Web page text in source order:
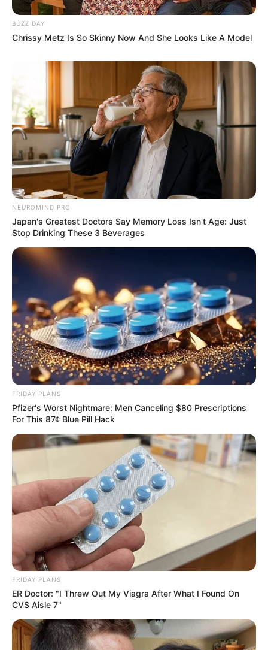
BUZZ DAY
Chrissy Metz Is So Skinny Now And She Looks Like A Model
NEUROMIND PRO
Japan's Greatest Doctors Say Memory Loss Isn't Age: Just
Stop Drinking These 3 Beverages
FRIDAY PLANS
Pfizer's Worst Nightmare: Men Canceling $80 Prescriptions
For This 87¢ Blue Pill Hack
FRIDAY PLANS
ER Doctor: "I Threw Out My Viagra After What I Found On
CVS Aisle 7"